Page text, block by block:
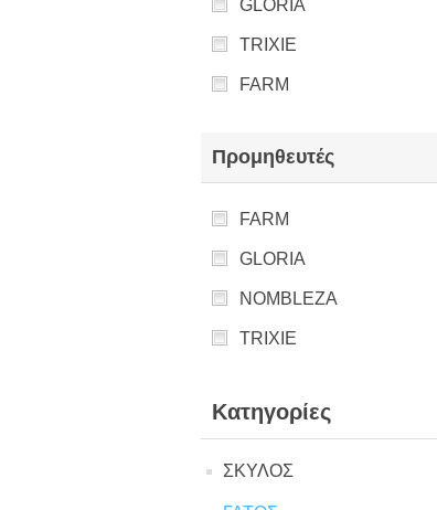
GLORIA
TRIXIE
FARM
Προμηθευτές
FARM
GLORIA
NOMBLEZA
TRIXIE
Κατηγορίες
ΣΚΥΛΟΣ